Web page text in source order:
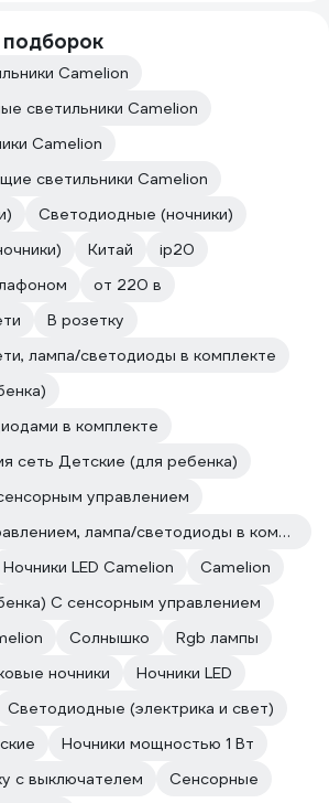
подборок
Camelion
светильники Camelion
Camelion
светильники Camelion
Светодиодные (ночники)
Китай
ip20
от 220 в
В розетку
лампа/светодиоды в комплекте
в комплекте
сеть Детские (для ребенка)
управлением
С сенсорным управлением, лампа/светодиоды в комплекте
Ночники LED Camelion
Camelion
С сенсорным управлением
Солнышко
Rgb лампы
ночники
Ночники LED
Светодиодные (электрика и свет)
Ночники мощностью 1 Вт
с выключателем
Сенсорные